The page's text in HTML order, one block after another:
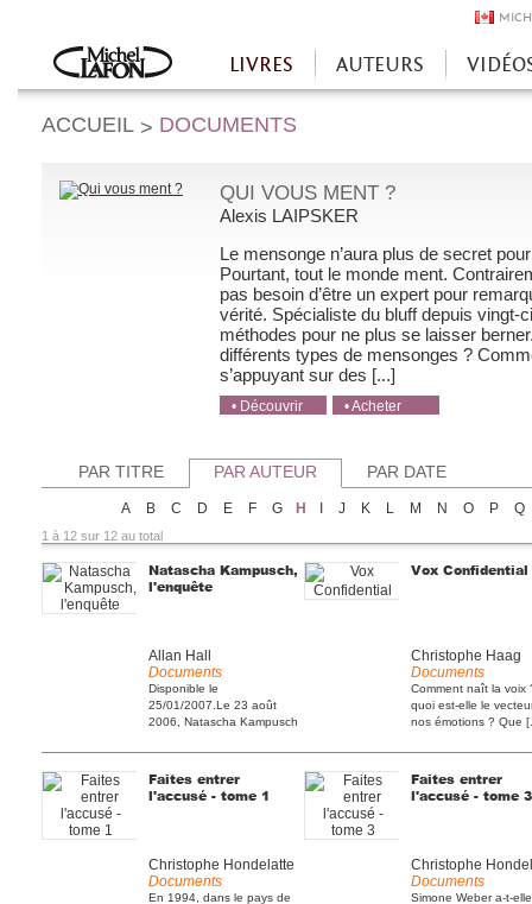
Accueil
LIVRES AUTEURS
ACCUEIL > DOCUMENTS
QUI VOUS MENT ?
Alexis LAIPSKER
Le mensonge n’aura plus de secret
Pourtant, tout le monde ment.
pas besoin d’être un expert pour
vérité. Spécialiste du bluff depuis
méthodes pour ne plus se laisser
différents types de mensonges ?
s’appuyant sur des [...]
• Découvrir
• Acheter
• Acheter
PAR TITRE PAR AUTEUR PAR DATE
A B C D E F G H J K L M N O P Q
1 à 12 sur 12 au total
Natascha Kampusch,
l'enquête
Allan Hall
Documents
Disponible le
25/01/2007.Le 23 août
2006, Natascha Kampusch
Vox Confidential
Christophe Haag
Documents
Comment naît la voix
quoi est-elle le
nos émotions ? Que
Faites entrer
l'accusé - tome 1
Christophe Hondelatte
Documents
En 1994, dans le pays de
Faites entrer
l'accusé - tome 3
Christophe
Documents
Simone Weber a-t-